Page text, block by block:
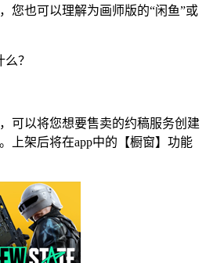
您也可以理解为画师版的“闲鱼”或
？
以将您想要售卖的约稿服务创建
上架后将在app中的【橱窗】功能